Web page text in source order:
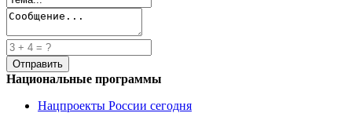
Национальные программы
Нацпроекты России сегодня